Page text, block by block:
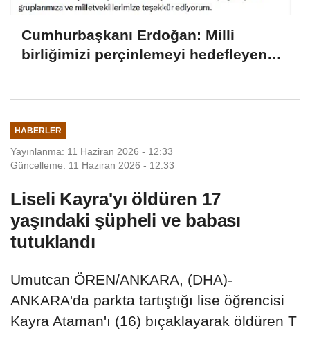
Cumhurbaşkanı Erdoğan: Milli
birliğimizi perçinlemeyi hedefleyen
HABERLER
Yayınlanma: 11 Haziran 2026 - 12:33
Güncelleme: 11 Haziran 2026 - 12:33
Liseli Kayra'yı öldüren 17
yaşındaki şüpheli ve babası
tutuklandı
Umutcan ÖREN/ANKARA, (DHA)-
ANKARA'da parkta tartıştığı lise öğrencisi
Kayra Ataman'ı (16) bıçaklayarak öldüren T